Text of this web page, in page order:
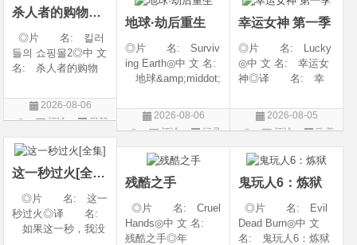
语普通话◎上映日期
部(台)/百年孤
杀人者的购物中心2
◎片 名: 킬러
들의 쇼핑몰2◎中 文
名: 杀人者的购物
A Shop for Killers S
2 / A Shop for Killers
代: 2026◎产
地: 韩国
2026-08-06
评论
日韩
剧
地球·劫后重生
◎片 名: Surviv
ing Earth◎中 文 名:
地球&amp;middot;
名: 幸存地球◎
年 代: 2026◎
类 别: 纪录片
◎语 言: 英语
◎上映
2026-08-06
评论
纪录
片
幸运女神 第一季
◎片 名: Lucky
◎中 文 名: 幸运女
神◎译 名: 幸
6◎产 地: 美国
◎类 别: 剧情 /
英语◎上映日期: 2
026-07-15(美国)
2026-08-05
评论
欧美
剧
这一秒过火[全集]
◎片 名: 这一
秒过火◎译 名:
如果这一秒，我没
残酷之手
◎片 名: Cruel
Hands◎中 文 名:
残酷之手◎年
鬼玩人6：炼狱
◎片 名: Evil
Dead Burn◎中 文
名: 鬼玩人6：炼狱